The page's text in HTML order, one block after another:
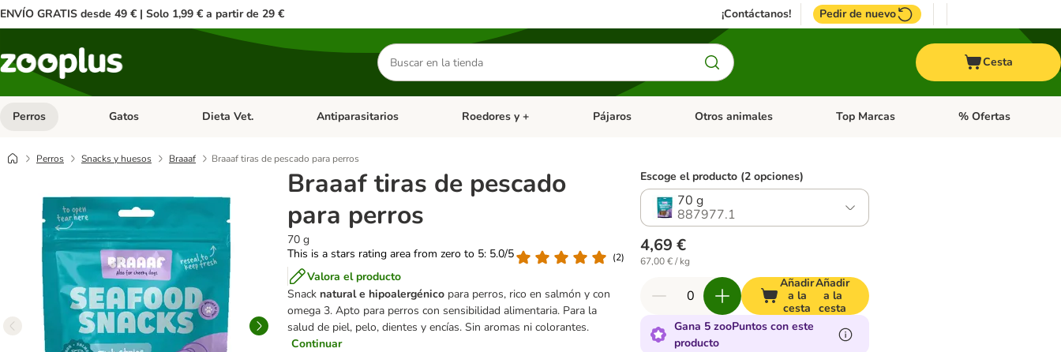
ENVÍO GRATIS desde 49 € | Solo 1,99 € a partir de 29 € ¡Contáctanos! Pedir de nuevo
Buscar
productos
Cesta
Perros Menú de categoria abierto: Perros
Gatos Menú de categoria abierto: Gatos
Dieta Vet. Menú de categoria abierto: Dieta Vet.
Antiparasitarios Menú de categoria abierto: Antiparasitarios
Roedores y + Menú de categoria abierto: Roedores y +
Pájaros Menú de categoria abierto: Pájaros
Otros animales Menú de categoria abierto: Otros animales
Top Marcas Menú de categoria
% Ofertas
Perros Snacks y huesos Braaaf Braaaf tiras de pescado para perros
Braaaf tiras de pescado
para perros
70 g
This is a stars rating area from zero to 5: 5.0/5
(2)
Valora el producto
Snack natural e hipoalergénico para perros, rico en salmón y con
omega 3. Apto para perros con sensibilidad alimentaria. Para la
salud de piel, pelo, dientes y encías. Sin aromas ni colorantes.
Continuar
Escoge el producto (2 opciones)
70 g
887977.1
4,69 €
67,00 € / kg
Añadir
a la
cesta
Añadir
a la
cesta
Gana 5 zooPuntos con este
producto